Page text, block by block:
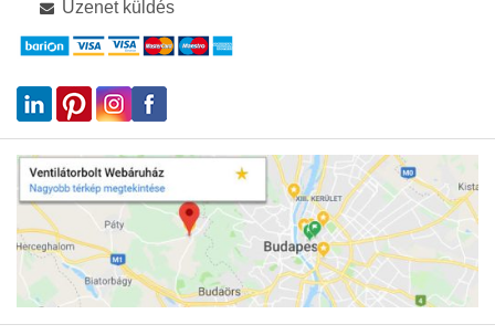
Üzenet küldés